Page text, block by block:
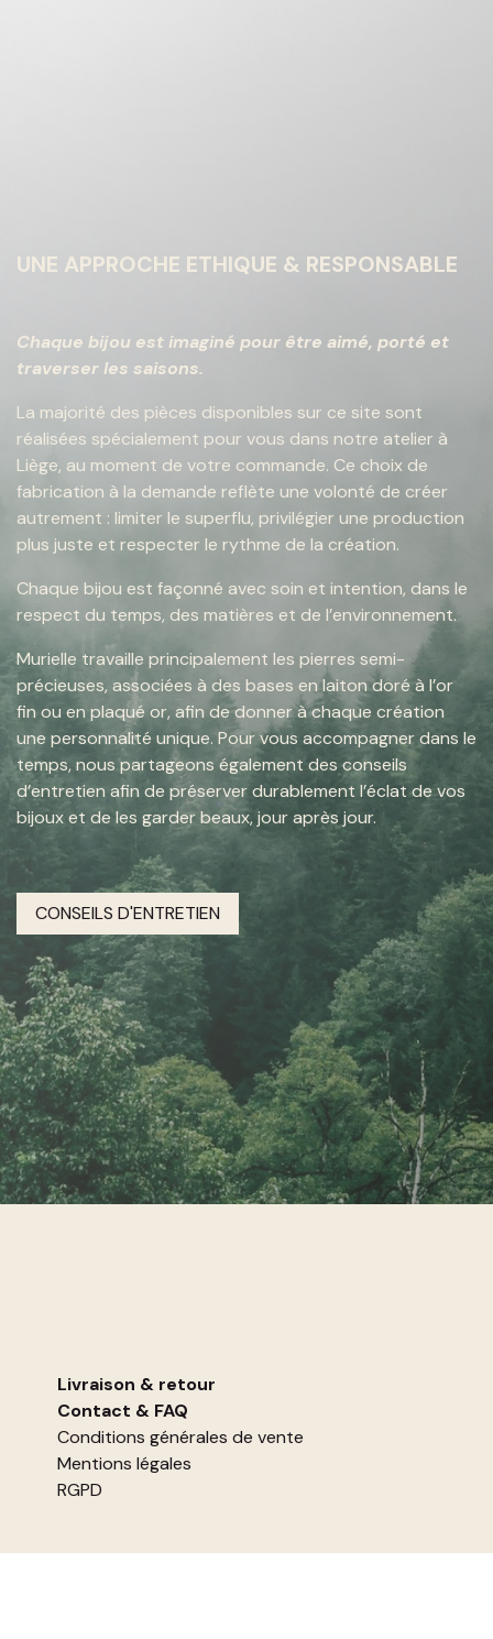
UNE APPROCHE ETHIQUE & RESPONSABLE
Chaque bijou est imaginé pour être aimé, porté et
traverser les saisons.
La majorité des pièces disponibles sur ce site sont
réalisées spécialement pour vous dans notre atelier à
Liège, au moment de votre commande. Ce choix de
fabrication à la demande reflète une volonté de créer
autrement : limiter le superflu, privilégier une production
plus juste et respecter le rythme de la création.
Chaque bijou est façonné avec soin et intention, dans le
respect du temps, des matières et de l’environnement.
Murielle travaille principalement les pierres semi-
précieuses, associées à des bases en laiton doré à l’or
fin ou en plaqué or, afin de donner à chaque création
une personnalité unique. Pour vous accompagner dans le
temps, nous partageons également des conseils
d’entretien afin de préserver durablement l’éclat de vos
bijoux et de les garder beaux, jour après jour.
CONSEILS D'ENTRETIEN
Livraison & retour
Contact & FAQ
Conditions générales de vente
Mentions légales
RGPD